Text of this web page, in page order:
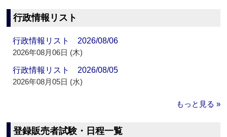
行政情報リスト
行政情報リスト 2026/08/06
2026年08月06日 (木)
行政情報リスト 2026/08/05
2026年08月05日 (水)
もっと見る »
登録販売者試験・日程一覧